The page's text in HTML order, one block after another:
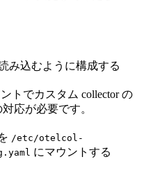
み込むように構成する
トでカスタム collector の
応が必要です。
/etc/otelcol-
にマウントする